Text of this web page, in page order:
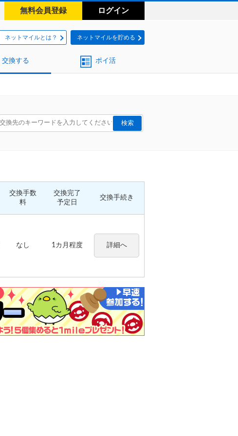
無料会員登録 ログイン
ネットマイルとは？ ネットマイルを貯める
交換する ポイ活
交換手数
料
交換完了
予定日
交換手続き
なし 1カ月程度 詳細へ